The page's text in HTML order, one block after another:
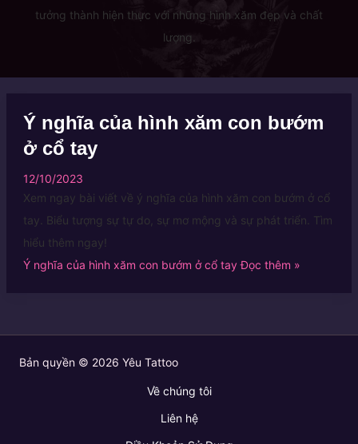
tưởng thành hiện thực với những hình xăm đẹp và chất
lượng.
Ý nghĩa của hình xăm con bướm
ở cổ tay
12/10/2023
Xem ngay bài viết về ý nghĩa của hình xăm con bướm ở cổ
tay. Biểu tượng sự tự do, sự mơ mộng và sự phát triển. Tìm
hiểu thêm ngay!
Ý nghĩa của hình xăm con bướm ở cổ tayĐọc thêm »
Bản quyền © 2026 Yêu Tattoo
Về chúng tôi
Liên hệ